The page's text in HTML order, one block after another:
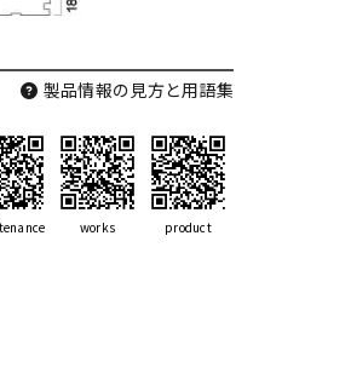
製品情報の見方と用語集
works product